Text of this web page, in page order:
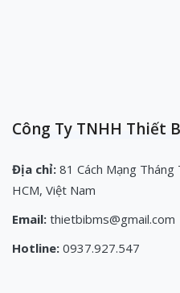
Công Ty TNHH Thiết
Địa chỉ: 81 Cách Mạng
HCM, Việt Nam
Email: thietbibms@gmail.com
Hotline: 0937.927.547